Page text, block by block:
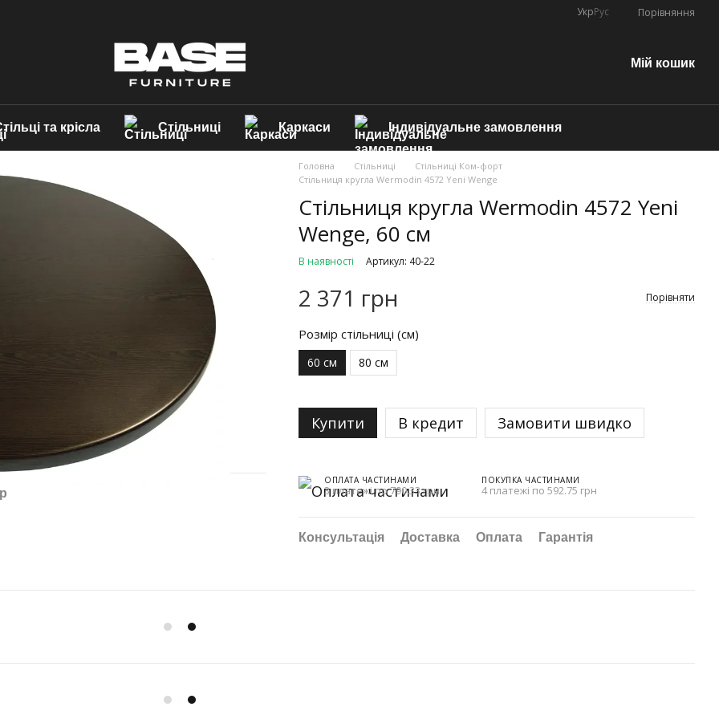
УкрРус Порівняння
Мій кошик
та крісла Стільниці Каркаси Індивідуальне замовлення
Головна Стільниці
Стільниці Ком-форт
Стільниця кругла Wermodin 4572 Yeni Wenge
Стільниця кругла Wermodin 4572 Yeni
Wenge, 60 см
В наявності Артикул: 40-22
2 371 грн Порівняти
Розмір стільниці (см)
60 см 80 см
Купити В кредит Замовити швидко
ОПЛАТА ЧАСТИНАМИ
3 платежі по 790.33 грн
ПОКУПКА ЧАСТИНАМИ
4 платежі по 592.75 грн
Консультація Доставка Оплата Гарантія